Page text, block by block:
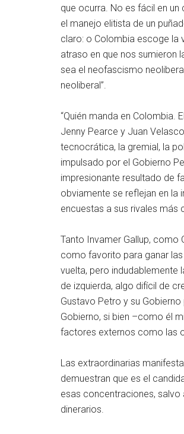
que ocurra. No es fácil en
el manejo elitista de un
claro: o Colombia escoge la
atraso en que nos sumieron
sea el neofascismo
neoliberal”.
“Quién manda en Colombia.
Jenny Pearce y Juan
tecnocrática, la gremial, la
impulsado por el Gobierno
impresionante resultado de
obviamente se reflejan en la
encuestas a sus rivales más
Tanto Invamer Gallup, como
como favorito para ganar
vuelta, pero
de izquierda, algo difícil de
Gustavo Petro y su
Gobierno, si bien –como él
factores externos como las
Las extraordinarias
demuestran que es el
esas concentraciones,
dinerarios.